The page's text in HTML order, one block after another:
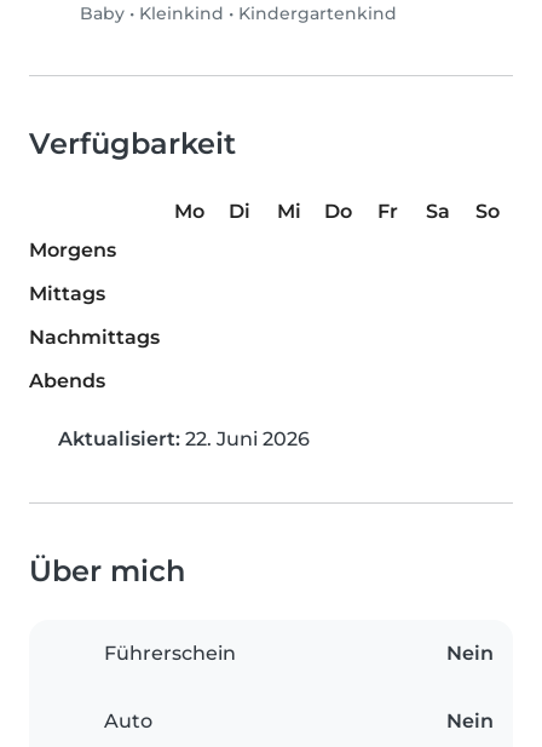
Baby • Kleinkind • Kindergartenkind
Verfügbarkeit
Mo Di Mi Do Fr Sa
So
Morgens
Mittags
Nachmittags
Abends
Aktualisiert: 22. Juni 2026
Über mich
Führerschein Nein
Auto Nein